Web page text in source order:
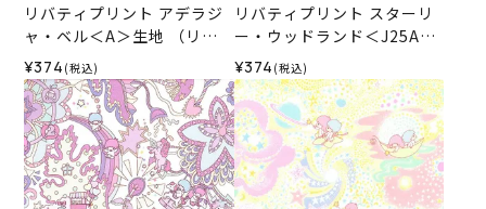
リバティプリント アデラジ
ャ・ベル＜A＞生地 （リバ
ティ・ファブリックス）202
5AW
¥374 (税込)
リバティプリント スターリ
ー・ウッドランド＜J25A＞
生地 （リバティ・ファブリ
ックス）2025AW
¥374 (税込)